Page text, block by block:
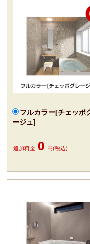
フルカラー[チェッポ
ージュ]
追加料金 0 円(税込)